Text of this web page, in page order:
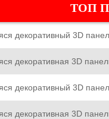
ТОП
декоративный 3D
декоративная 3D
декоративный 3D
декоративная 3D